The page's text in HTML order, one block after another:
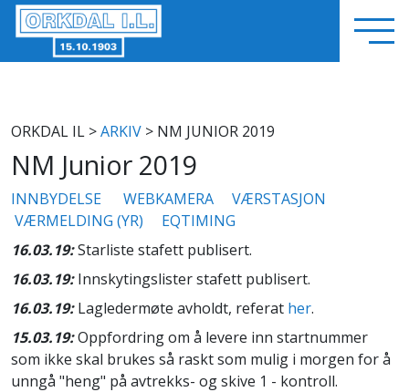
ORKDAL IL >ARKIV > NM JUNIOR 2019
NM Junior 2019
INNBYDELSE WEBKAMERA
VÆRSTASJON
VÆRMELDING (YR)
EQTIMING
16.03.19:Starliste stafett publisert.
16.03.19: Innskytingslister stafett publisert.
16.03.19: Lagledermøte avholdt, referat her.
15.03.19:Oppfordring om å levere inn startnummer
som ikke skal brukes så raskt som mulig i morgen for å
unngå "heng" på avtrekks- og skive 1 - kontroll.